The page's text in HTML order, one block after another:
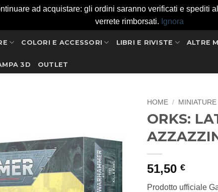
ad acquistare: gli ordini saranno verificati e spediti
verrete rimborsati. Ignora
COLORI E ACCESSORI LIBRI E RIVISTE ALTRE
3D OUTLET
alla lista
desideri
HOME / MINIATURE
ORKS:
51,50 €
Prodotto ufficiale